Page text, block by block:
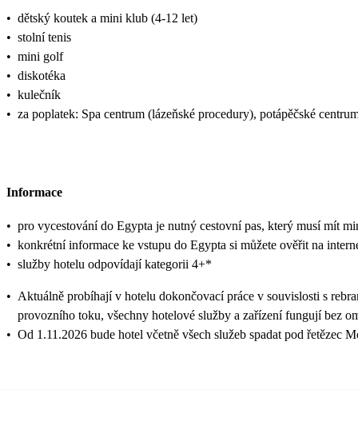
• dětský koutek a mini klub (4-12 let)
• stolní tenis
• mini golf
• diskotéka
• kulečník
• za poplatek: Spa centrum (lázeňské procedury), potápěčské
Informace
• pro vycestování do Egypta je nutný cestovní pas, který musí mít
• konkrétní informace ke vstupu do Egypta si můžete ověřit na
• služby hotelu odpovídají kategorii 4+*
• Aktuálně probíhají v hotelu dokončovací práce v souvislosti s
provozního toku, všechny hotelové služby a zařízení fungují bez
• Od 1.11.2026 bude hotel včetně všech služeb spadat pod řetězec